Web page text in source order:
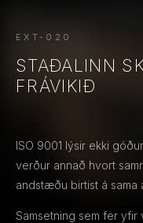
EXT-020
STAÐALINN
FRÁVIKIÐ
ISO 9001 lýsir ekki
verður annað hvort
andstæðu birtist á sama
Samsetning sem fer